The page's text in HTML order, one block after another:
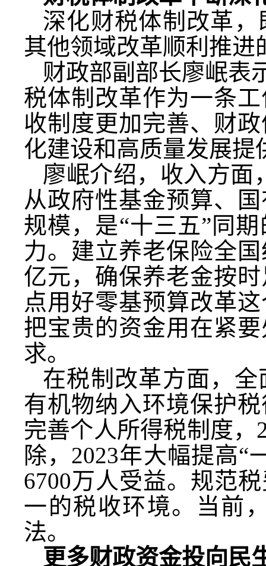
深化财税体制改革
其他领域改革顺利推进
财政部副部长廖岷表
税体制改革作为一条
收制度更加完善、财
化建设和高质量发展提
廖岷介绍，收入方面
从政府性基金预算、
规模，是“十三五”同
力。建立养老保险全
亿元，确保养老金按
点用好零基预算改革
把宝贵的资金用在紧
求。
在税制改革方面，
有机物纳入环境保护
完善个人所得税制度，
除，2023年大幅提高“
6700万人受益。规范
一的税收环境。当前
法。
更多财政资金投向民